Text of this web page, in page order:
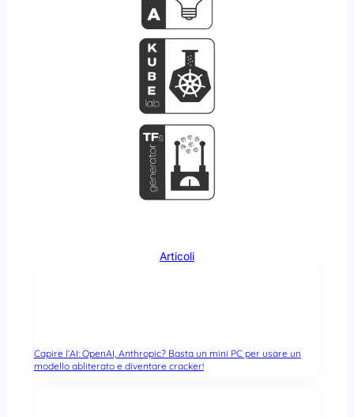
Articoli
Capire l’AI: OpenAI, Anthropic? Basta un mini PC per usare un
modello abliterato e diventare cracker!